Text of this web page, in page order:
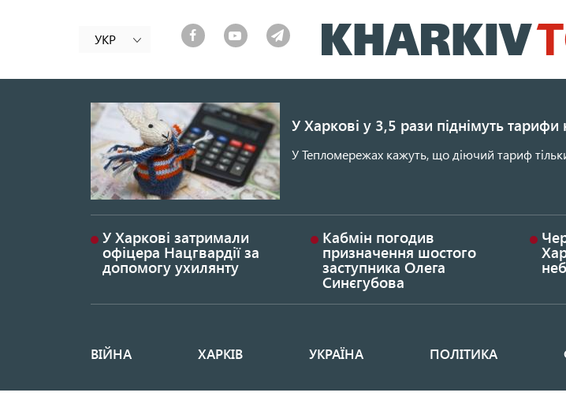
до
УКР
У Харкові у 3,5 рази піднімуть тарифи
У Тепломережах кажуть, що діючий тариф
У Харкові затримали
офіцера Нацгвардії за
допомогу ухилянту
Кабмін погодив
призначення шостого
заступника Олега
Синєгубова
Основная
ВІЙНА ХАРКІВ УКРАЇНА ПОЛІТИКА